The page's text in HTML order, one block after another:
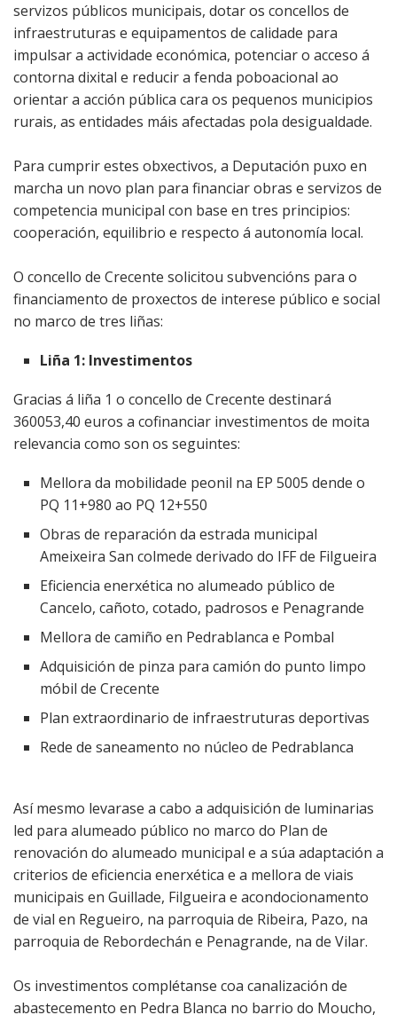
servizos públicos municipais, dotar os concellos de
infraestruturas e equipamentos de calidade para
impulsar a actividade económica, potenciar o acceso á
contorna dixital e reducir a fenda poboacional ao
orientar a acción pública cara os pequenos municipios
rurais, as entidades máis afectadas pola desigualdade.
Para cumprir estes obxectivos, a Deputación puxo en
marcha un novo plan para financiar obras e servizos de
competencia municipal con base en tres principios:
cooperación, equilibrio e respecto á autonomía local.
O concello de Crecente solicitou subvencións para o
financiamento de proxectos de interese público e social
no marco de tres liñas:
Liña 1: Investimentos
Gracias á liña 1 o concello de Crecente destinará
360053,40 euros a cofinanciar investimentos de moita
relevancia como son os seguintes:
Mellora da mobilidade peonil na EP 5005 dende o
PQ 11+980 ao PQ 12+550
Obras de reparación da estrada municipal
Ameixeira San colmede derivado do IFF de Filgueira
Eficiencia enerxética no alumeado público de
Cancelo, cañoto, cotado, padrosos e Penagrande
Mellora de camiño en Pedrablanca e Pombal
Adquisición de pinza para camión do punto limpo
móbil de Crecente
Plan extraordinario de infraestruturas deportivas
Rede de saneamento no núcleo de Pedrablanca
Así mesmo levarase a cabo a adquisición de luminarias
led para alumeado público no marco do Plan de
renovación do alumeado municipal e a súa adaptación a
criterios de eficiencia enerxética e a mellora de viais
municipais en Guillade, Filgueira e acondocionamento
de vial en Regueiro, na parroquia de Ribeira, Pazo, na
parroquia de Rebordechán e Penagrande, na de Vilar.
Os investimentos complétanse coa canalización de
abastecemento en Pedra Blanca no barrio do Moucho,